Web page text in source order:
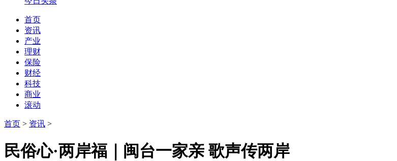
首页
资讯
产业
理财
保险
财经
科技
商业
滚动
首页 > 资讯 >
民俗心·两岸福｜闽台一家亲 歌声传两岸